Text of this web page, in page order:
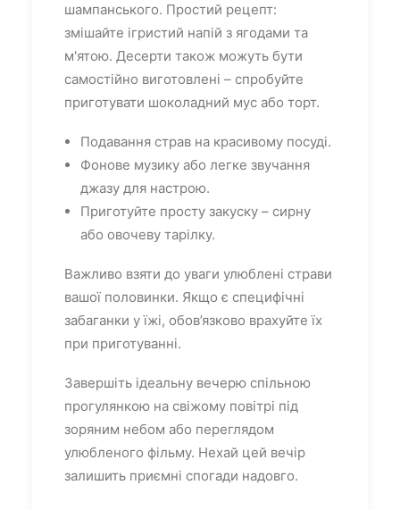
шампанського. Простий рецепт:
змішайте ігристий напій з ягодами та
м'ятою. Десерти також можуть бути
самостійно виготовлені – спробуйте
приготувати шоколадний мус або торт.
Подавання страв на красивому посуді.
Фонове музику або легке звучання
джазу для настрою.
Приготуйте просту закуску – сирну
або овочеву тарілку.
Важливо взяти до уваги улюблені страви
вашої половинки. Якщо є специфічні
забаганки у їжі, обов’язково врахуйте їх
при приготуванні.
Завершіть ідеальну вечерю спільною
прогулянкою на свіжому повітрі під
зоряним небом або переглядом
улюбленого фільму. Нехай цей вечір
залишить приємні спогади надовго.